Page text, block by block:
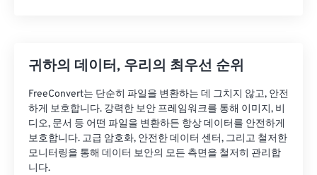
귀하의 데이터, 우리의 최우선 순위
FreeConvert는 단순히 파일을 변환하는 데 그치지 않고, 안전
하게 보호합니다. 강력한 보안 프레임워크를 통해 이미지, 비
디오, 문서 등 어떤 파일을 변환하든 항상 데이터를 안전하게
보호합니다. 고급 암호화, 안전한 데이터 센터, 그리고 철저한
모니터링을 통해 데이터 보안의 모든 측면을 철저히 관리합
니다.